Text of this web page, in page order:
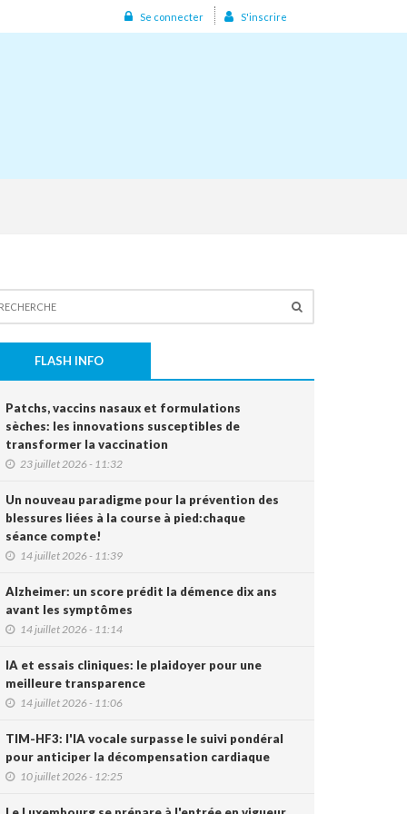
Se connecter S'inscrire
FLASH INFO
Patchs, vaccins nasaux et formulations
sèches: les innovations susceptibles de
transformer la vaccination
23 juillet 2026 - 11:32
Un nouveau paradigme pour la prévention des
blessures liées à la course à pied:chaque
séance compte!
14 juillet 2026 - 11:39
Alzheimer: un score prédit la démence dix ans
avant les symptômes
14 juillet 2026 - 11:14
IA et essais cliniques: le plaidoyer pour une
meilleure transparence
14 juillet 2026 - 11:06
TIM-HF3: l'IA vocale surpasse le suivi pondéral
pour anticiper la décompensation cardiaque
10 juillet 2026 - 12:25